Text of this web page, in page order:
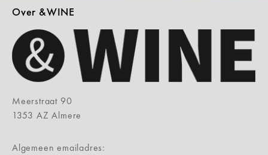
Over &WINE
Meerstraat 90
1353 AZ Almere
Algemeen emailadres: